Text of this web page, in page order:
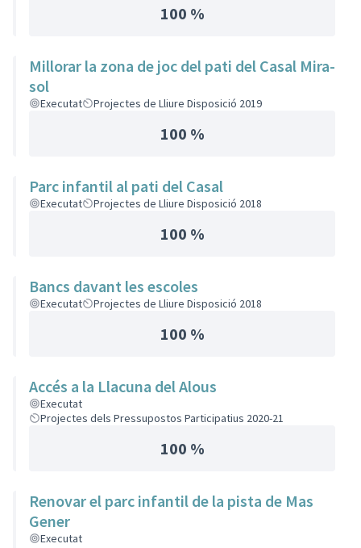
100 %
Millorar la zona de joc del pati del Casal Mira-
sol
Executat Projectes de Lliure Disposició 2019
100 %
Parc infantil al pati del Casal
Executat Projectes de Lliure Disposició 2018
100 %
Bancs davant les escoles
Executat Projectes de Lliure Disposició 2018
100 %
Accés a la Llacuna del Alous
Executat
Projectes dels Pressupostos Participatius 2020-21
100 %
Renovar el parc infantil de la pista de Mas
Gener
Executat